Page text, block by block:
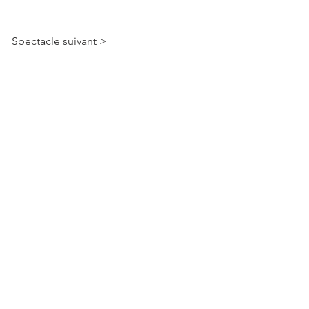
Spectacle suivant >